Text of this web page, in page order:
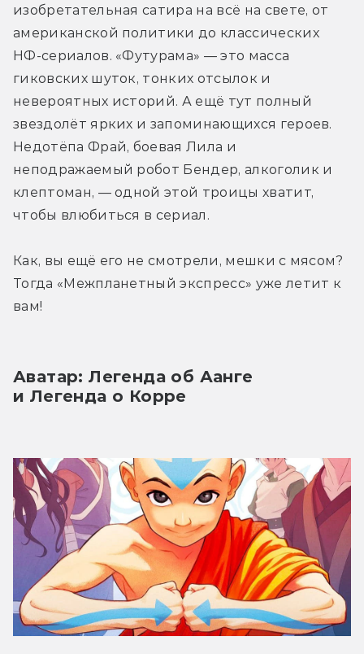
изобретательная сатира на всё на свете, от
американской политики до классических
НФ-сериалов. «Футурама» — это масса
гиковских шуток, тонких отсылок и
невероятных историй. А ещё тут полный
звездолёт ярких и запоминающихся героев.
Недотёпа Фрай, боевая Лила и
неподражаемый робот Бендер, алкоголик и
клептоман, — одной этой троицы хватит,
чтобы влюбиться в сериал.
Как, вы ещё его не смотрели, мешки с мясом?
Тогда «Межпланетный экспресс» уже летит к
вам!
Аватар: Легенда об Аанге
и Легенда о Корре